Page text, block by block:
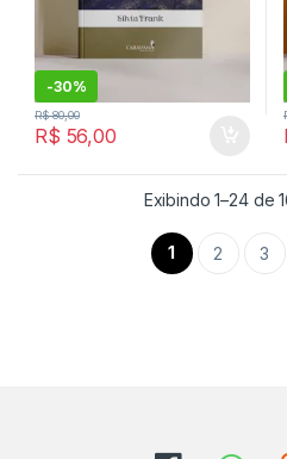
-30%
R$ 56,00
R$80,00
Exibindo 1–24 de
1 2 3